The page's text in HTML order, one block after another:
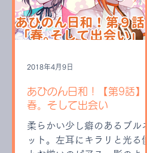
あひのん日和！【第9話】
春。そして出会い
柔らかい少し癖のあるブルネ
ット。左耳にキラリと光る僕
2018年4月9日